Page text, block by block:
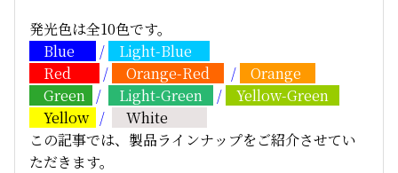
発光色は全10色です。
Blue
/
Light-Blue
Red
/ Orange-Red /
Orange
Green
/ Light-Green /
Yellow-Green
Yellow /
White
この記事では、製品ラインナップをご紹介させてい
ただきます。